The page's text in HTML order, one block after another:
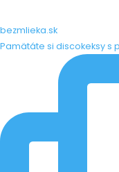
bezmlieka.sk
Pamätáte si discokeksy s